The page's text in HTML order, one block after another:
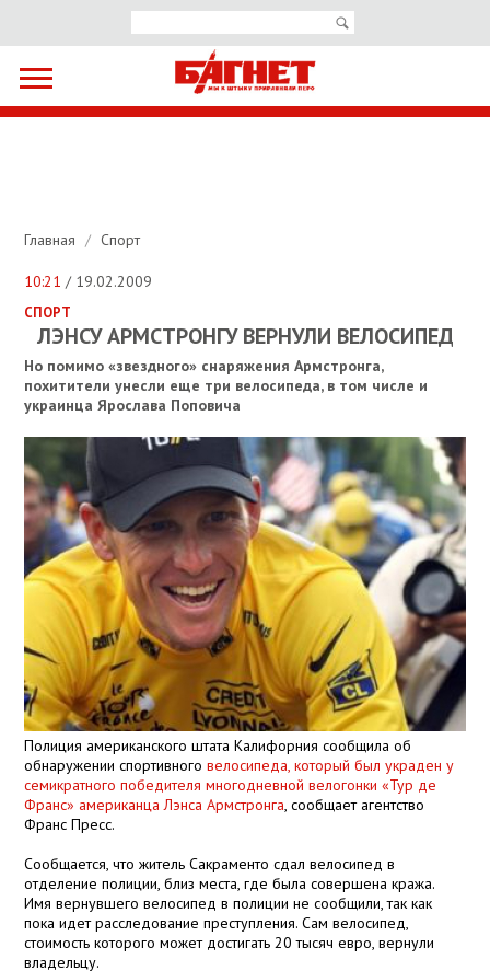
Главная / Спорт
10:21 / 19.02.2009
СПОРТ
ЛЭНСУ АРМСТРОНГУ ВЕРНУЛИ ВЕЛОСИПЕД
Но помимо «звездного» снаряжения Армстронга,
похитители унесли еще три велосипеда, в том числе и
украинца Ярослава Поповича
Полиция американского штата Калифорния сообщила об
обнаружении спортивноговелосипеда, который был украден у
семикратного победителя многодневной велогонки «Тур де
Франс» американца Лэнса Армстронга, сообщает агентство
Франс Пресс.
Сообщается, что житель Сакраменто сдал велосипед в
отделение полиции, близ места, где была совершена кража.
Имя вернувшего велосипед в полиции не сообщили, так как
пока идет расследование преступления. Сам велосипед,
стоимость которого может достигать 20 тысяч евро, вернули
владельцу.